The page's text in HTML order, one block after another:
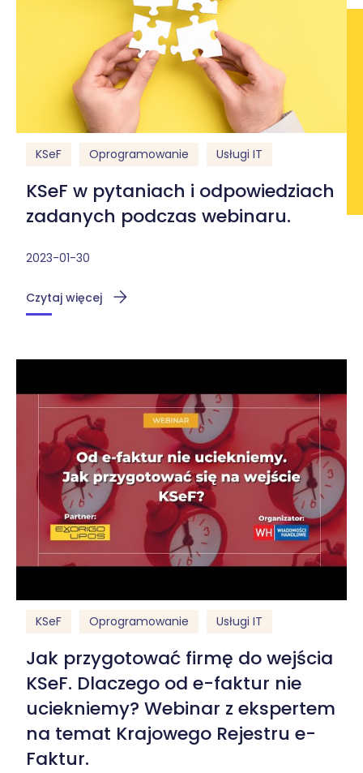
KSeF Oprogramowanie Usługi IT
KSeF w pytaniach i odpowiedziach
zadanych podczas webinaru.
2023-01-30
Czytaj więcej
KSeF Oprogramowanie Usługi IT
Jak przygotować firmę do wejścia
KSeF. Dlaczego od e-faktur nie
uciekniemy? Webinar z ekspertem
na temat Krajowego Rejestru e-
Faktur.